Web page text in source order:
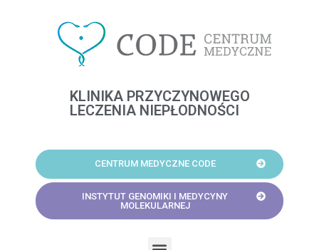
KLINIKA PRZYCZYNOWEGO
LECZENIA NIEPŁODNOŚCI
CENTRUM MEDYCZNE CODE
INSTYTUT GENOMIKI I MEDYCYNY
MOLEKULARNEJ